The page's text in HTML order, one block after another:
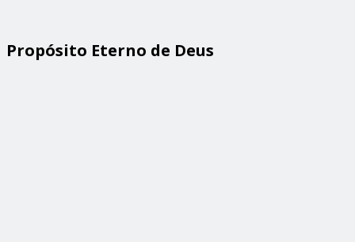
Propósito Eterno de Deus